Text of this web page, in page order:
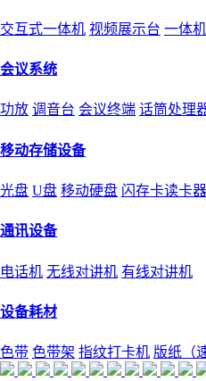
交互式一体机 视频展示台 一体
会议系统
功放 调音台 会议终端 话筒处理
移动存储设备
光盘 U盘 移动硬盘 闪存卡读卡器
通讯设备
电话机 无线对讲机 有线对讲机
设备耗材
色带 色带架 指纹打卡机 版纸（